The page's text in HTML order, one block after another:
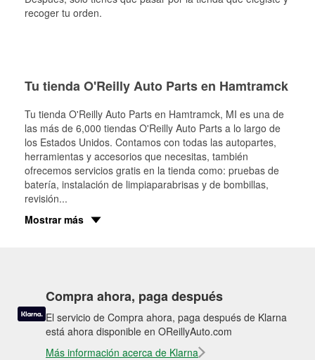
recoger tu orden.
Tu tienda O'Reilly Auto Parts en Hamtramck
Tu tienda O'Reilly Auto Parts en Hamtramck, MI es una de
las más de 6,000 tiendas O'Reilly Auto Parts a lo largo de
los Estados Unidos. Contamos con todas las autopartes,
herramientas y accesorios que necesitas, también
ofrecemos servicios gratis en la tienda como: pruebas de
batería, instalación de limpiaparabrisas y de bombillas,
revisión...
Mostrar más
Compra ahora, paga después
El servicio de Compra ahora, paga después de Klarna
está ahora disponible en OReillyAuto.com
Más información acerca de Klarna